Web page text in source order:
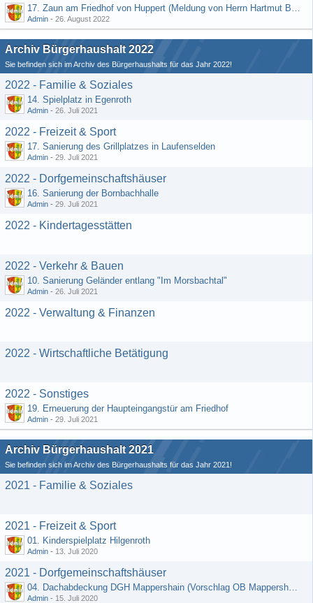
17. Zaun am Friedhof von Huppert (Meldung von Herrn Hartmut Bender)
Admin - 26. August 2022
Archiv Bürgerhaushalt 2022
Sie befinden sich im Archiv des Bürgerhaushalts für das Jahr 2022!
2022 - Familie & Soziales
14. Spielplatz in Egenroth
Admin - 26. Juli 2021
2022 - Freizeit & Sport
17. Sanierung des Grillplatzes in Laufenselden
Admin - 29. Juli 2021
2022 - Dorfgemeinschaftshäuser
16. Sanierung der Bornbachhalle
Admin - 29. Juli 2021
2022 - Kindertagesstätten
2022 - Verkehr & Bauen
10. Sanierung Geländer entlang "Im Morsbachtal"
Admin - 26. Juli 2021
2022 - Verwaltung & Finanzen
2022 - Wirtschaftliche Betätigung
2022 - Sonstiges
19. Erneuerung der Haupteingangstür am Friedhof
Admin - 29. Juli 2021
Archiv Bürgerhaushalt 2021
Sie befinden sich im Archiv des Bürgerhaushalts für das Jahr 2021!
2021 - Familie & Soziales
2021 - Freizeit & Sport
01. Kinderspielplatz Hilgenroth
Admin - 13. Juli 2020
2021 - Dorfgemeinschaftshäuser
04. Dachabdeckung DGH Mappershain (Vorschlag OB Mappershain vom 01.07.2020)
Admin - 15. Juli 2020